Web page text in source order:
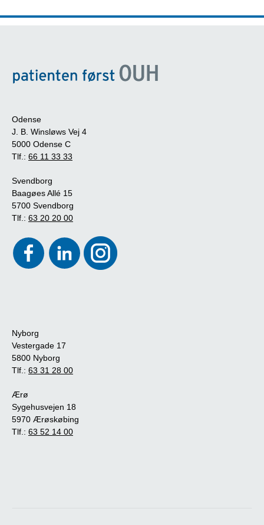
Odense
J. B. Winsløws Vej 4
5000 Odense C
Tlf.: 66 11 33 33
Svendborg
Baagøes Allé 15
5700 Svendborg
Tlf.: 63 20 20 00
Nyborg
Vestergade 17
5800 Nyborg
Tlf.: 63 31 28 00
Ærø
Sygehusvejen 18
5970 Ærøskøbing
Tlf.: 63 52 14 00